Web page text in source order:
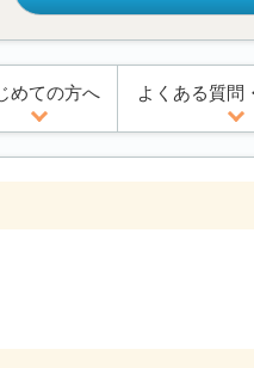
めての方へ よくある質問